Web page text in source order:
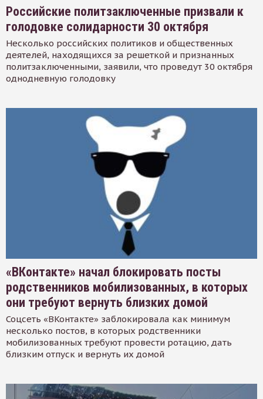
Российские политзаключенные призвали к
голодовке солидарности 30 октября
Несколько российских политиков и общественных
деятелей, находящихся за решеткой и признанных
политзаключенными, заявили, что проведут 30 октября
однодневную голодовку
«ВКонтакте» начал блокировать посты
родственников мобилизованных, в которых
они требуют вернуть близких домой
Соцсеть «ВКонтакте» заблокировала как минимум
несколько постов, в которых родственники
мобилизованных требуют провести ротацию, дать
близким отпуск и вернуть их домой